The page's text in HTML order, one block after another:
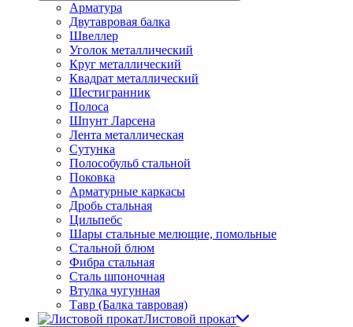
Арматура
Двутавровая балка
Швеллер
Уголок металлический
Круг металлический
Квадрат металлический
Шестигранник
Полоса
Шпунт Ларсена
Лента металлическая
Сутунка
Полособульб стальной
Поковка
Арматурные каркасы
Дробь стальная
Цильпебс
Шары стальные мелющие, помольные
Стальной блюм
Фибра стальная
Сталь шпоночная
Втулка чугунная
Тавр (Балка тавровая)
Листовой прокат